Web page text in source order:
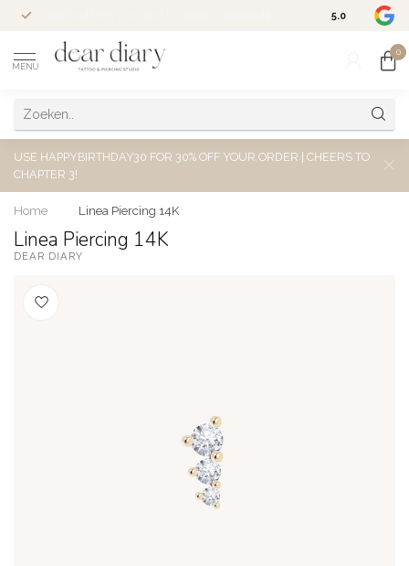
5.0
MENU
0
USE HAPPYBIRTHDAY30 FOR 30% OFF YOUR ORDER | CHEERS TO
CHAPTER 3!
Home Linea Piercing 14K
Linea Piercing 14K
DEAR DIARY